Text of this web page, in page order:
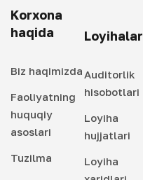
Korxona
haqida
Biz haqimizda
Faoliyatning
huquqiy
asoslari
Tuzilma
Loyihalar
Auditorlik
hisobotlari
Loyiha
hujjatlari
Loyiha